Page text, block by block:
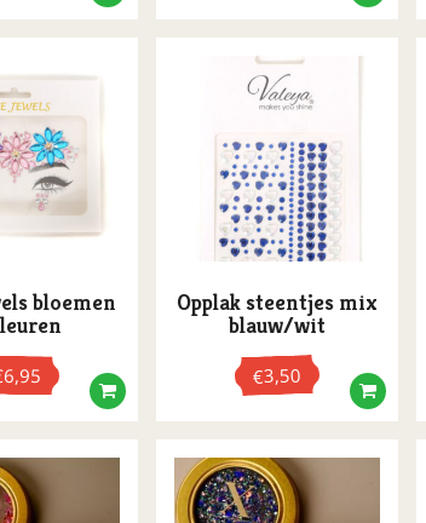
bloemen
6,95
Opplak steentjes mix
blauw/wit
€3,50